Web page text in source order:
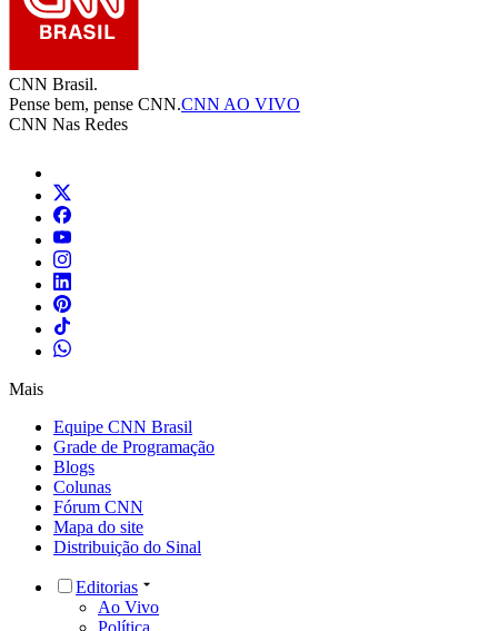
CNN Brasil.
Pense bem, pense CNN.CNN AO VIVO
CNN Nas Redes
Mais
Equipe CNN Brasil
Grade de Programação
Blogs
Colunas
Fórum CNN
Mapa do site
Distribuição do Sinal
Editorias
Ao Vivo
Política